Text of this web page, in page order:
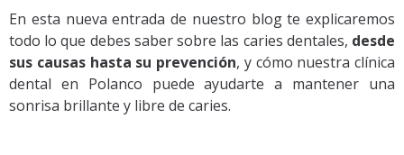
En esta nueva entrada de nuestro blog te explicaremos
todo lo que debes saber sobre las caries dentales, desde
sus causas hasta su prevención, y cómo nuestra clínica
dental en Polanco puede ayudarte a mantener una
sonrisa brillante y libre de caries.